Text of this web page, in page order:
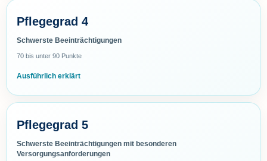
Pflegegrad 4
Schwerste Beeinträchtigungen
70 bis unter 90 Punkte
Ausführlich erklärt
Pflegegrad 5
Schwerste Beeinträchtigungen mit besonderen
Versorgungsanforderungen